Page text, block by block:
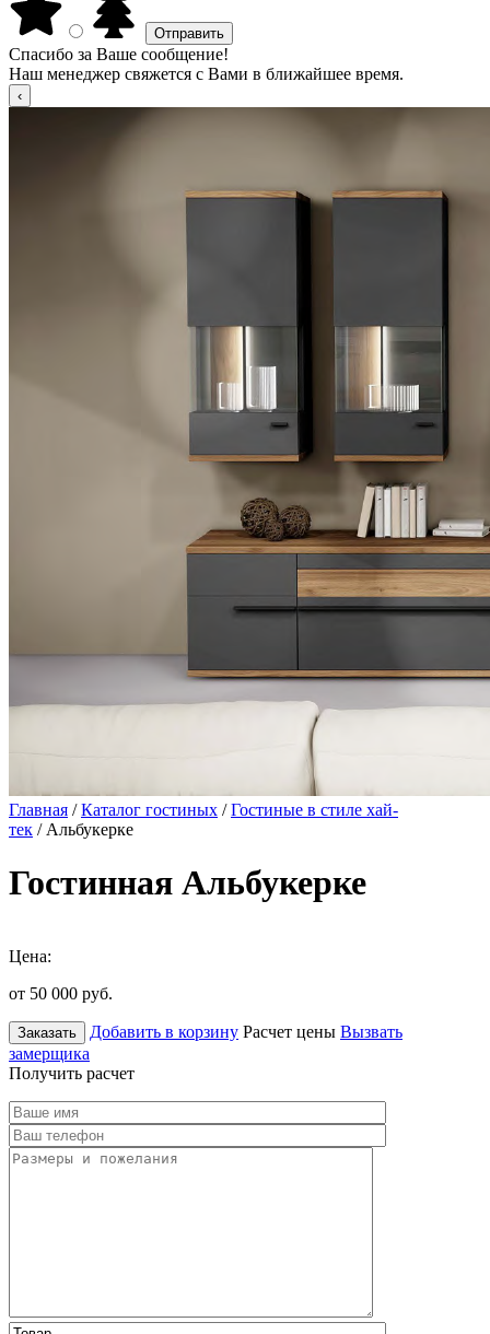
Спасибо за Ваше сообщение!
Наш менеджер свяжется с Вами в ближайшее время.
Главная /Каталог гостиных /Гостиные в стиле хай-
тек / Альбукерке
Гостинная Альбукерке
Цена:
от 50 000 руб.
Заказать Добавить в корзину Расчет цены Вызвать
замерщика
Получить расчет